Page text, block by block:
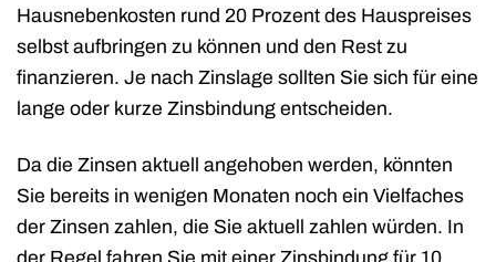
Hausnebenkosten rund 20 Prozent des Hauspreises
selbst aufbringen zu können und den Rest zu
finanzieren. Je nach Zinslage sollten Sie sich für eine
lange oder kurze Zinsbindung entscheiden.
Da die Zinsen aktuell angehoben werden, könnten
Sie bereits in wenigen Monaten noch ein Vielfaches
der Zinsen zahlen, die Sie aktuell zahlen würden. In
der Regel fahren Sie mit einer Zinsbindung für 10